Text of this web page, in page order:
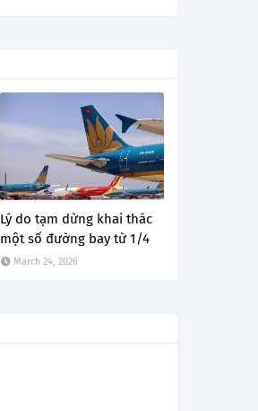
Lý do tạm dừng khai thác
một số đường bay từ 1/4
March 24, 2026